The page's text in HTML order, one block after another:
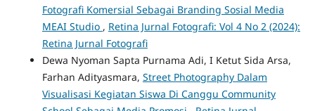
Fotografi Komersial Sebagai Branding Sosial Media
MEAI Studio , Retina Jurnal Fotografi: Vol 4 No 2 (2024):
Retina Jurnal Fotografi
Dewa Nyoman Sapta Purnama Adi, I Ketut Sida Arsa,
Farhan Adityasmara, Street Photography Dalam
Visualisasi Kegiatan Siswa Di Canggu Community